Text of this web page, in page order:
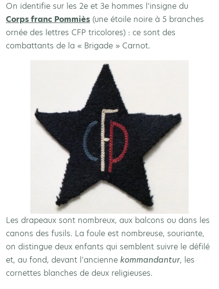
On identifie sur les 2e et 3e hommes l’insigne du
Corps franc Pommiès (une étoile noire à 5 branches
ornée des lettres CFP tricolores) : ce sont des
combattants de la « Brigade » Carnot.
Les drapeaux sont nombreux, aux balcons ou dans les
canons des fusils. La foule est nombreuse, souriante,
on distingue deux enfants qui semblent suivre le défilé
et, au fond, devant l’ancienne kommandantur, les
cornettes blanches de deux religieuses.